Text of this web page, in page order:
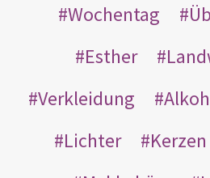
Wochentag
Esther
Verkleidung
Lichter
Kerzen